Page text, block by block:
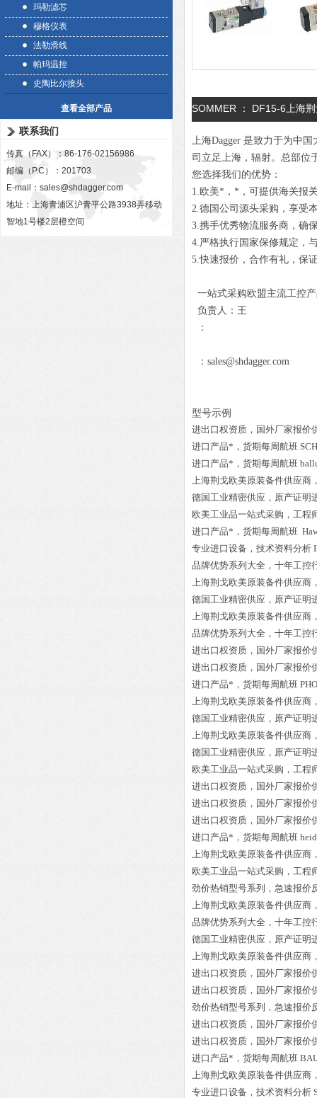
玛勒滤芯
穆格仪表
法勒滑线
帕玛温控
史陶比尔接头
查看全部产品
联系我们
传真（FAX）：86-176-02156986
邮编（P.C）：201703
E-mail： sales@shdagger.com
地址：上海青浦区沪青平公路3938弄移动
智地1号楼2层橙空间
SOMMER ： DF15-6上海
上海Dagger 是致力于为中
司立足上海，辐射。总部位
您选择我们的优势：
1.欧美*，*，可提供海关报
2.德国公司源头采购，享受
3.携手优秀物流服务商，确
4.严格执行国家保修规定，
5.快速报价，合作有礼，保
一站式采购欧盟主流工控
负责人：王
：
：sales@shdagger.com
型号示例
进出口权资质，国外厂家报价
进口产品*，货期每周航班
进口产品*，货期每周航班
上海荆戈欧美原装备件供应商
德国工业精密供应，原产证明
欧美工业品一站式采购，工程
进口产品*，货期每周航班
专业进口设备，技术资料分析
品牌优势系列大全，十年工控
上海荆戈欧美原装备件供应商
德国工业精密供应，原产证明
上海荆戈欧美原装备件供应商
品牌优势系列大全，十年工控
进出口权资质，国外厂家报价
进出口权资质，国外厂家报价
进口产品*，货期每周航班
上海荆戈欧美原装备件供应商
德国工业精密供应，原产证明
上海荆戈欧美原装备件供应商
德国工业精密供应，原产证明
欧美工业品一站式采购，工程
进出口权资质，国外厂家报价
进出口权资质，国外厂家报价
进出口权资质，国外厂家报价
进口产品*，货期每周航班
上海荆戈欧美原装备件供应商
欧美工业品一站式采购，工程
劲价热销型号系列，急速报价
上海荆戈欧美原装备件供应商
品牌优势系列大全，十年工控
德国工业精密供应，原产证明
上海荆戈欧美原装备件供应商
进出口权资质，国外厂家报价
进出口权资质，国外厂家报价
劲价热销型号系列，急速报价
进出口权资质，国外厂家报价
进出口权资质，国外厂家报价
进口产品*，货期每周航班
上海荆戈欧美原装备件供应商
专业进口设备，技术资料分析